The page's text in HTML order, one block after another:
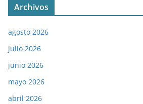
Archivos
agosto 2026
julio 2026
junio 2026
mayo 2026
abril 2026